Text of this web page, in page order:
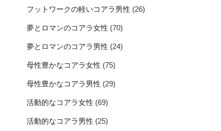
フットワークの軽いコアラ男性 (26)
夢とロマンのコアラ女性 (70)
夢とロマンのコアラ男性 (24)
母性豊かなコアラ女性 (75)
母性豊かなコアラ男性 (29)
活動的なコアラ女性 (69)
活動的なコアラ男性 (25)